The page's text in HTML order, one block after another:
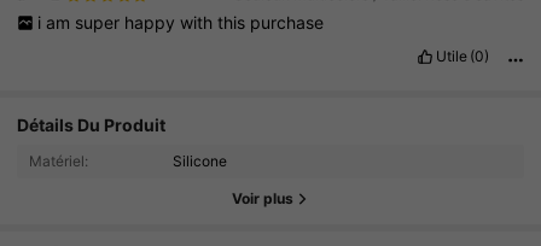
i am super happy with this purchase
Utile (0)
Détails Du Produit
Matériel: Silicone
Voir plus
4.89